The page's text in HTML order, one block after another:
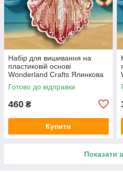
Набір для вишивання на
пластиковій основі
Wonderland Crafts Ялинкова
іграшка — Коралова мушля
FLX-148
Готово до відправки
460 ₴
Купити
Показати